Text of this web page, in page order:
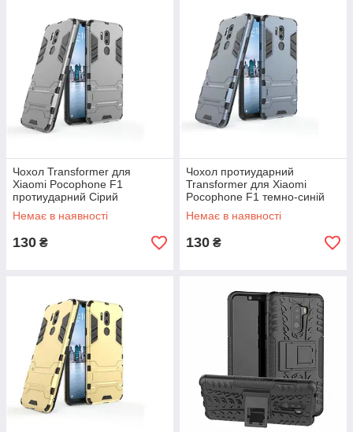
Чохол Transformer для
Xiaomi Pocophone F1
протиударний Сірий
Немає в наявності
130 ₴
Чохол протиударний
Transformer для Xiaomi
Pocophone F1 темно-синій
Немає в наявності
130 ₴